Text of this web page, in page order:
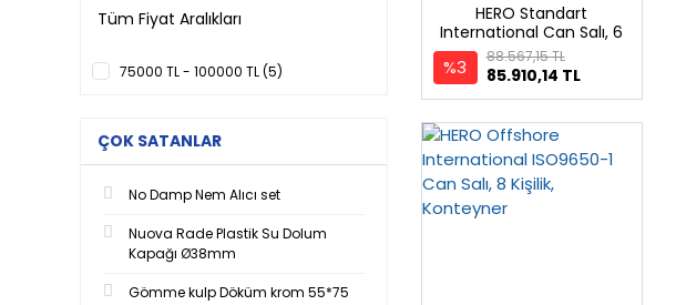
Tüm Fiyat Aralıkları
75000 TL - 100000 TL (5)
ÇOK SATANLAR
No Damp Nem Alıcı set
Nuova Rade Plastik Su Dolum
Kapağı Ø38mm
Gömme kulp Döküm krom 55*75
HERO Standart
International Can Salı, 6
Kişilik, Konteyner
%3 85.910,14 TL
88.567,15 TL